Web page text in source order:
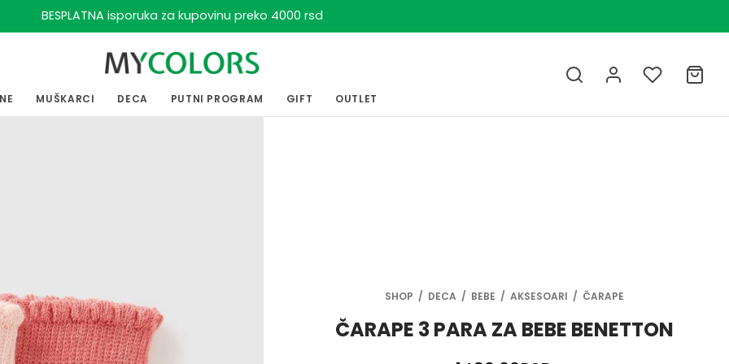
BESPLATNA isporuka za kupovinu preko 4000 rsd
MUŠKARCI DECA PUTNI PROGRAM GIFT OUTLET
SHOP / DECA / BEBE / AKSESOARI / ČARAPE
ČARAPE 3 PARA ZA BEBE BENETTON